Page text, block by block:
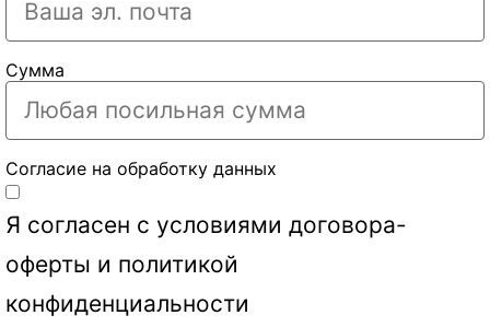
Сумма
Согласие на обработку данных
Я согласен с условиями договора-
оферты и политикой
конфиденциальности